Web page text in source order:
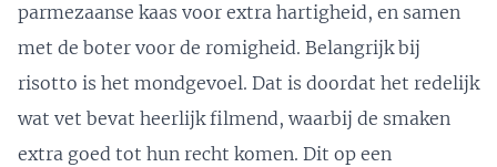
parmezaanse kaas voor extra hartigheid, en samen
met de boter voor de romigheid. Belangrijk bij
risotto is het mondgevoel. Dat is doordat het redelijk
wat vet bevat heerlijk filmend, waarbij de smaken
extra goed tot hun recht komen. Dit op een